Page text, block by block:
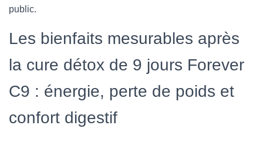
public.
Les bienfaits mesurables après
la cure détox de 9 jours Forever
C9 : énergie, perte de poids et
confort digestif